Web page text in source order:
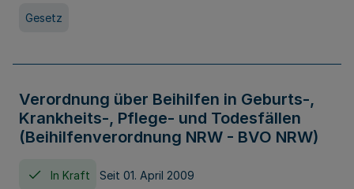
Gesetz
Verordnung über Beihilfen in Geburts-,
Krankheits-, Pflege- und Todesfällen
(Beihilfenverordnung NRW - BVO NRW)
In Kraft Seit 01. April 2009